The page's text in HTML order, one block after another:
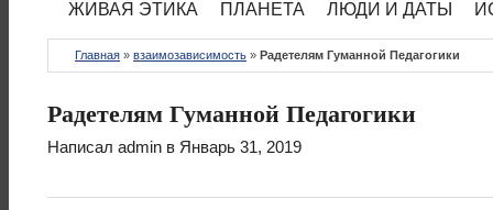
ЖИВАЯ ЭТИКА
ПЛАНЕТА ЛЮДИ И ДАТЫ
Главная » взаимозависимость » Радетелям Гуманной Педагогики
Радетелям Гуманной Педагогики
Написал admin в Январь 31, 2019